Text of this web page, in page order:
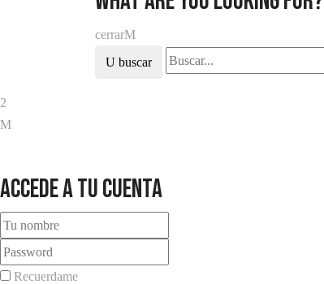
cerrar
buscar
Accede a tu cuenta
Recuerdame